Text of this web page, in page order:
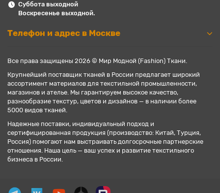
Суббота выходной
Воскресенье выходной.
Телефон и адрес в Москве
Все права защищены 2026 © Мир Модной (Fashion) Ткани.
Крупнейший поставщик тканей в России предлагает широкий
ассортимент материалов для текстильной промышленности,
магазинов и ателье. Мы гарантируем высокое качество,
разнообразие текстур, цветов и дизайнов — в наличии более
5000 видов тканей.
Надежные поставки, индивидуальный подход и
сертифицированная продукция (производство: Китай, Турция,
Россия) помогают нам выстраивать долгосрочные партнерские
отношения. Наша цель — ваш успех и развитие текстильного
бизнеса в России.